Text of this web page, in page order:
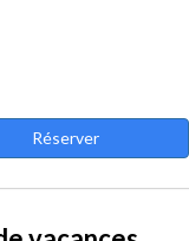
Réserver